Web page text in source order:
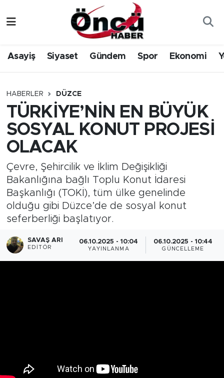
Asayiş Siyaset Gündem Spor Ekonomi
HABERLER DÜZCE
TÜRKİYE’NİN EN BÜYÜK
SOSYAL KONUT PROJESİ
OLACAK
Çevre, Şehircilik ve İklim Değişikliği
Bakanlığına bağlı Toplu Konut İdaresi
Başkanlığı (TOKİ), tüm ülke genelinde
olduğu gibi Düzce’de de sosyal konut
seferberliği başlatıyor.
SAVAŞ ARI
EDITÖR
06.10.2025 - 10:04
YAYINLANMA
06.10.2025 - 10:44
GÜNCELLEME
Gündem
Sağlık & Çevre
Spor
Siyaset
Yerel Haber
Öncü Radyo Dinle
Öncü TV İzle
Düzce Nöbetçi Eczaneler
Düzce Hava Durumu
Düzce Namaz Vakitleri
Düzce Trafik Yoğunluk Haritası
Süper Lig Puan Durumu ve Fikstür
Tüm Manşetler
Son Dakika Haberleri
Haber Arşivi